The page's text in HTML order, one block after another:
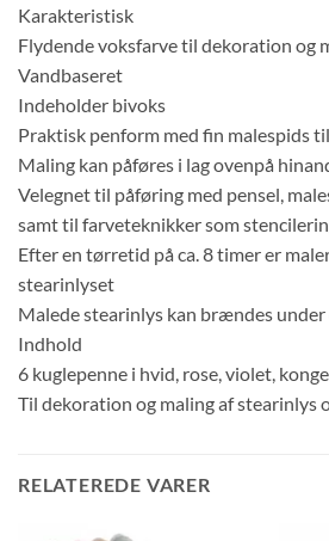
Karakteristisk
Flydende voksfarve til dekoration og
Vandbaseret
Indeholder bivoks
Praktisk penform med fin malespids
Maling kan påføres i lag ovenpå
Velegnet til påføring med pensel,
samt til farveteknikker som
Efter en tørretid på ca. 8 timer er
stearinlyset
Malede stearinlys kan brændes under
Indhold
6 kuglepenne i hvid, rose, violet,
Til dekoration og maling af stearinlys
RELATEREDE VARER